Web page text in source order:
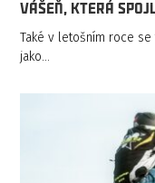
VÁŠEŇ, KTERÁ
Také v letošním roce
jako…